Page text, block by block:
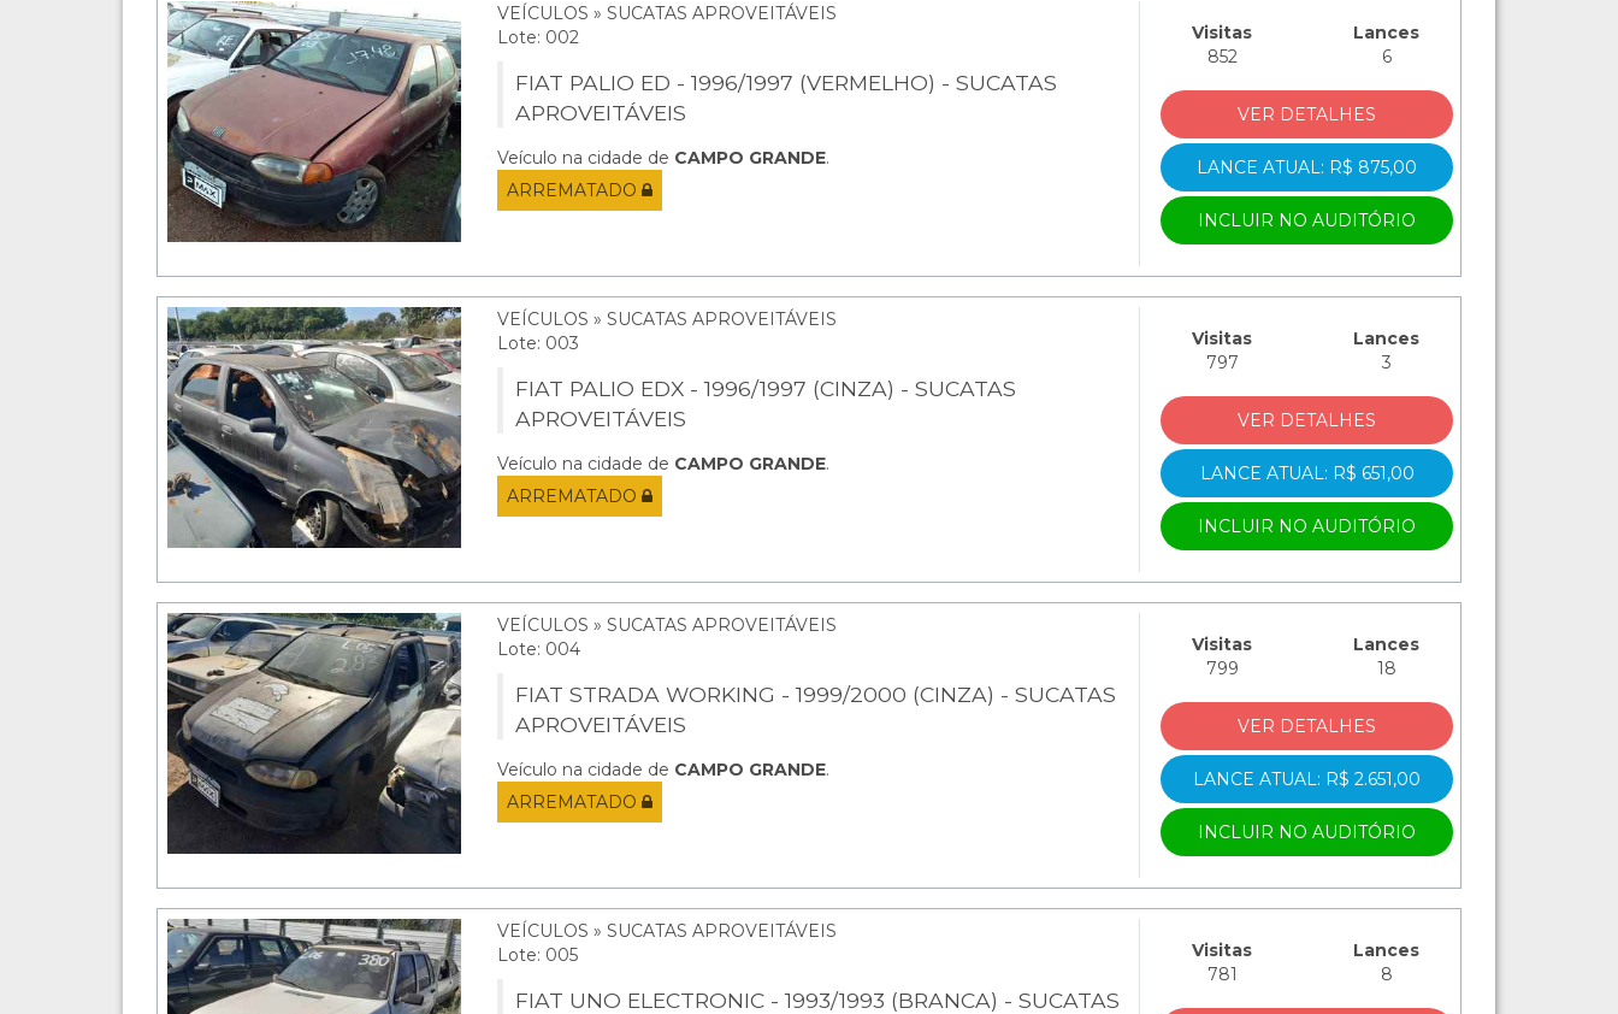
VEÍCULOS » SUCATAS APROVEITÁVEIS
Lote: 002
FIAT PALIO ED - 1996/1997 (VERMELHO) - SUCATAS
APROVEITÁVEIS
Veículo na cidade de CAMPO GRANDE.
ARREMATADO
Visitas
852
Lances
6
VER DETALHES
LANCE ATUAL: R$ 875,00
INCLUIR NO AUDITÓRIO
VEÍCULOS » SUCATAS APROVEITÁVEIS
Lote: 003
FIAT PALIO EDX - 1996/1997 (CINZA) - SUCATAS
APROVEITÁVEIS
Veículo na cidade de CAMPO GRANDE.
ARREMATADO
Visitas
797
Lances
3
VER DETALHES
LANCE ATUAL: R$ 651,00
INCLUIR NO AUDITÓRIO
VEÍCULOS » SUCATAS APROVEITÁVEIS
Lote: 004
FIAT STRADA WORKING - 1999/2000 (CINZA) - SUCATAS
APROVEITÁVEIS
Veículo na cidade de CAMPO GRANDE.
ARREMATADO
Visitas
799
Lances
18
VER DETALHES
LANCE ATUAL: R$ 2.651,00
INCLUIR NO AUDITÓRIO
VEÍCULOS » SUCATAS APROVEITÁVEIS
Lote: 005
FIAT UNO ELECTRONIC - 1993/1993 (BRANCA) - SUCATAS
Visitas
781
Lances
8